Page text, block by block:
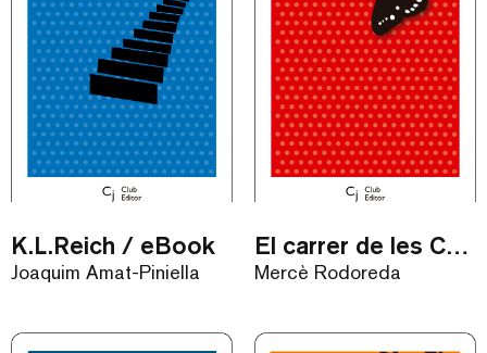
K.L.Reich / eBook
Joaquim Amat-Piniella
El carrer de les Camèlies / eBook
Mercè Rodoreda